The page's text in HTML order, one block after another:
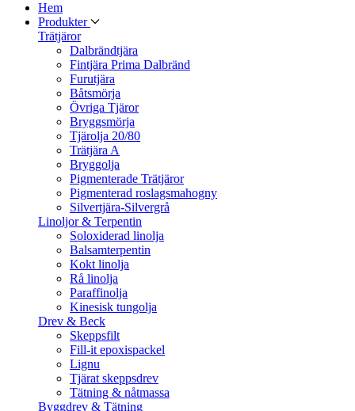
Hem
Produkter
Trätjäror
Dalbrändtjära
Fintjära Prima Dalbränd
Furutjära
Båtsmörja
Övriga Tjäror
Bryggsmörja
Tjärolja 20/80
Trätjära A
Bryggolja
Pigmenterade Trätjäror
Pigmenterad roslagsmahogny
Silvertjära-Silvergrå
Linoljor & Terpentin
Soloxiderad linolja
Balsamterpentin
Kokt linolja
Rå linolja
Paraffinolja
Kinesisk tungolja
Drev & Beck
Skeppsfilt
Fill-it epoxispackel
Lignu
Tjärat skeppsdrev
Tätning & nåtmassa
Byggdrev & Tätning